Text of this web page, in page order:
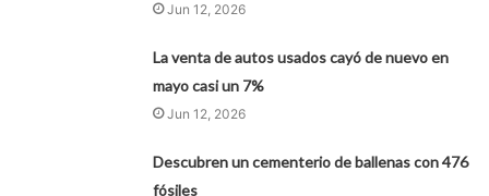
Jun 12, 2026
La venta de autos usados cayó de nuevo en
mayo casi un 7%
Jun 12, 2026
Descubren un cementerio de ballenas con 476
fósiles